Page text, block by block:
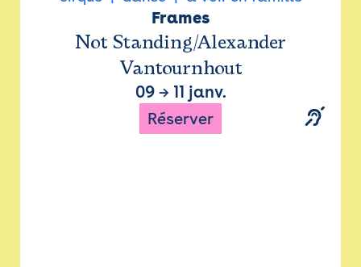
Frames
Not Standing/Alexander
Vantournhout
09→ 11 janv.
Réserver